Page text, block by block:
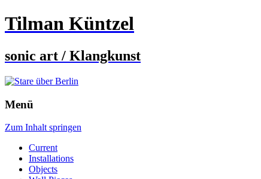
Tilman Küntzel
sonic art / Klangkunst
Menü
Zum Inhalt springen
Current
Installations
Objects